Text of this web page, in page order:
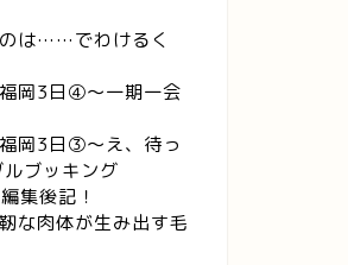
は……でわけるく
岡3日④～一期一会
岡3日③～え、待っ
ブッキング
集後記！
な肉体が生み出す毛